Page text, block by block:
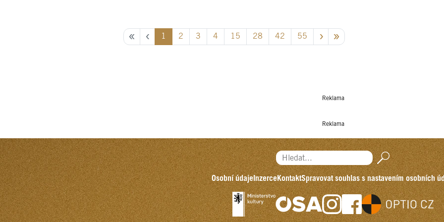
1 2 3 4 15 28 42 55
Reklama
Reklama
Hledat...
Osobní údajeInzerceKontaktSpravovat souhlas s nastavením osobních